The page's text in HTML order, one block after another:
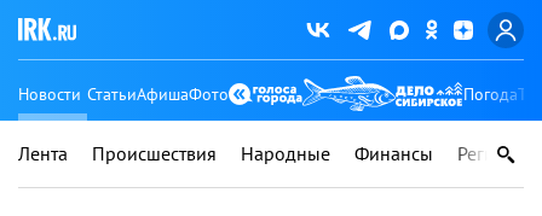
Новости СтатьиАфишаФото Погода
Лента Происшествия Народные Финансы Регионы